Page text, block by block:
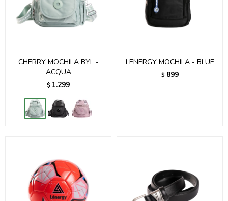
CHERRY MOCHILA BYL -
ACQUA
$ 1.299
LENERGY MOCHILA - BLUE
$ 899